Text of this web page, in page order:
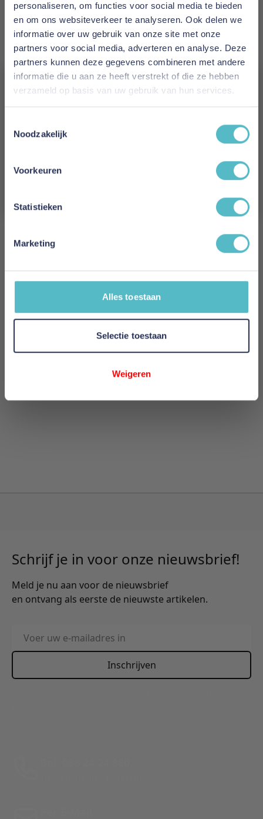
personaliseren, om functies voor social media te bieden
en om ons websiteverkeer te analyseren. Ook delen we
informatie over uw gebruik van onze site met onze
partners voor social media, adverteren en analyse. Deze
partners kunnen deze gegevens combineren met andere
informatie die u aan ze heeft verstrekt of die ze hebben
verzameld op basis van uw gebruik van hun services.
Noodzakelijk
Voorkeuren
Statistieken
Marketing
Alles toestaan
Selectie toestaan
Weigeren
1 tot 10 werkdagen
Maat
90 x 200 cm
Reviews
Schrijf uw eigen review
Samenvatting
This form is protected by reCAPTCHA - theGoogle
Terms of Service
Schrijf je in voor onze nieuwsbrief!
Meld je nu aan voor de nieuwsbrief
en ontvang als eerste de nieuwste artikelen.
E-mailadres
Inschrijven
E-mail